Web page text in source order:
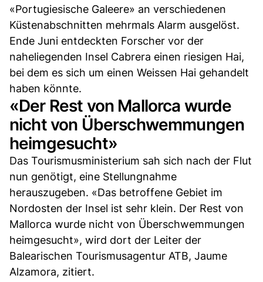
«Portugiesische Galeere» an verschiedenen
Küstenabschnitten mehrmals Alarm ausgelöst.
Ende Juni entdeckten Forscher vor der
naheliegenden Insel Cabrera einen riesigen Hai,
bei dem es sich um einen Weissen Hai gehandelt
haben könnte.
«Der Rest von Mallorca wurde
nicht von Überschwemmungen
heimgesucht»
Das Tourismusministerium sah sich nach der Flut
nun genötigt, eine Stellungnahme
herauszugeben. «Das betroffene Gebiet im
Nordosten der Insel ist sehr klein. Der Rest von
Mallorca wurde nicht von Überschwemmungen
heimgesucht», wird dort der Leiter der
Balearischen Tourismusagentur ATB, Jaume
Alzamora, zitiert.